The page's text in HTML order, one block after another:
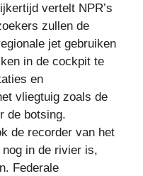
vertelt NPR’s
zullen de
jet gebruiken
in de cockpit te
en
vliegtuig zoals de
de botsing.
de recorder van het
in de rivier is,
Federale